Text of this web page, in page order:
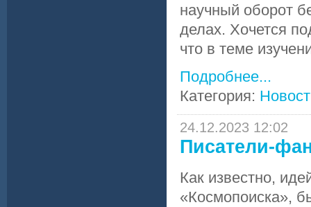
научный оборот
делах. Хочется
что в теме
Подробнее...
Категория:
24.12.2023 12:02
Писатели-
Как известно,
«Космопоиска»,